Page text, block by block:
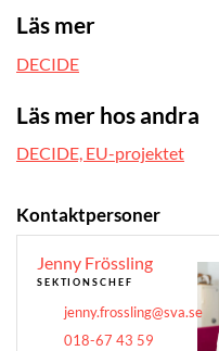
Läs mer
DECIDE
Läs mer hos andra
DECIDE, EU-projektet
Kontaktpersoner
Jenny Frössling
SEKTIONSCHEF
jenny.frossling@sva.se
018-67 43 59